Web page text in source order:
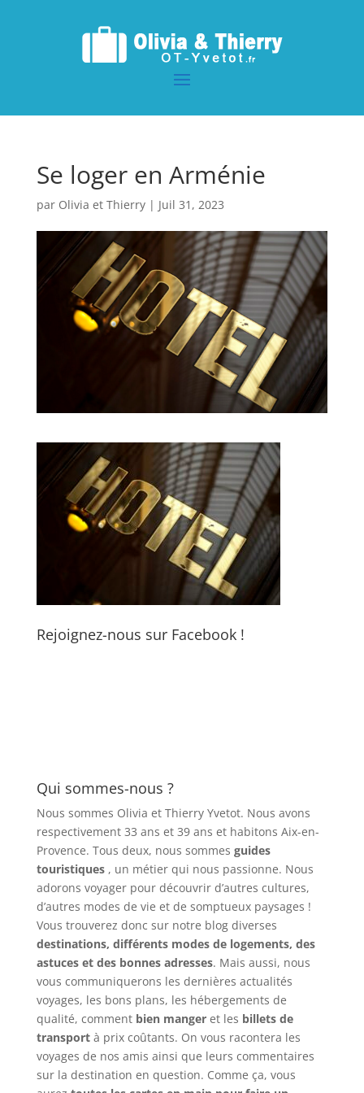
Se loger en Arménie
par Olivia et Thierry| Juil 31, 2023
Rejoignez-nous sur Facebook !
Qui sommes-nous ?
Nous sommes Olivia et Thierry Yvetot. Nous avons
respectivement 33 ans et 39 ans et habitons Aix-en-
Provence. Tous deux, nous sommes guides
touristiques , un métier qui nous passionne. Nous
adorons voyager pour découvrir d’autres cultures,
d’autres modes de vie et de somptueux paysages !
Vous trouverez donc sur notre blog diverses
destinations, différents modes de logements, des
astuces et des bonnes adresses. Mais aussi, nous
vous communiquerons les dernières actualités
voyages, les bons plans, les hébergements de
qualité, comment bien mangeret les billets de
transportà prix coûtants. On vous racontera les
voyages de nos amis ainsi que leurs commentaires
sur la destination en question. Comme ça, vous